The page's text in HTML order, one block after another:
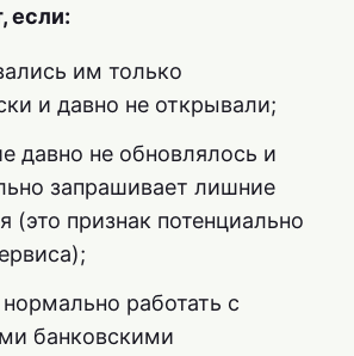
если:
им только
и давно не открывали;
давно не обновлялось и
запрашивает лишние
(это признак потенциально
работать с
банковскими